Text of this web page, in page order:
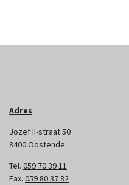
Adres
Jozef II-straat 50
8400 Oostende
Tel. 059 70 39 11
Fax. 059 80 37 82